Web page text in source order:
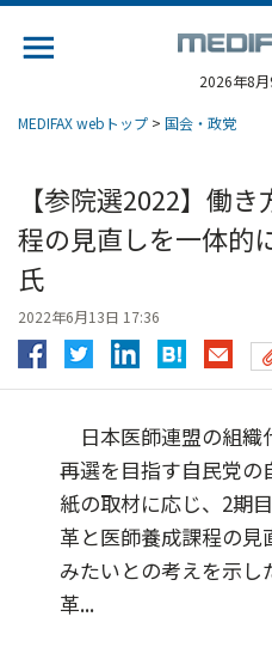
2026年8月
MEDIFAX webトップ > 国会・政党
【参院選2022】働
程の見直しを一体
氏
2022年6月13日 17:36
日本医師連盟の組織
再選を目指す自民党
紙の取材に応じ、2期
革と医師養成課程の
みたいとの考えを示
革...